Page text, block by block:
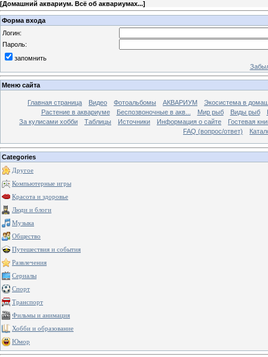
[Домашний аквариум. Всё об аквариумах...]
Форма входа
Логин:
Пароль:
запомнить
Меню сайта
Главная страница Видео Фотоальбомы АКВАРИУМ
Экосистема в
Растение в аквариуме
Беспозвоночные в акв... Мир рыб Виды рыб
За кулисами хобби
Таблицы Источники Информация о сайте
Гостевая
FAQ (вопрос/ответ)
Categories
Другое
Компьютерные игры
Красота и здоровье
Люди и блоги
Музыка
Общество
Путешествия и события
Развлечения
Сериалы
Спорт
Транспорт
Фильмы и анимация
Хобби и образование
Юмор